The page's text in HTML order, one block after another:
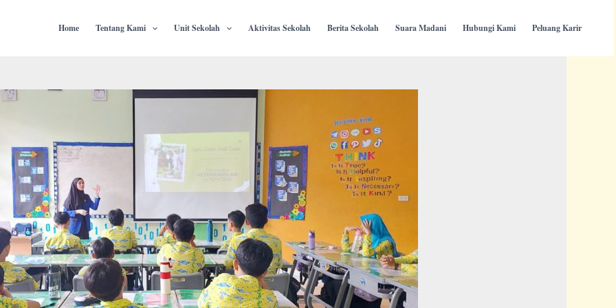
Home Tentang Kami Unit Sekolah Aktivitas Sekolah Berita Sekolah Suara Madani Hubungi Kami Peluang Karir